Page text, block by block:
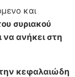
και
συριακού
να ανήκει στη
κεφαλαιώδη